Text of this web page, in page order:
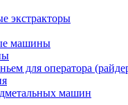
экстракторы
машины
для оператора
машин